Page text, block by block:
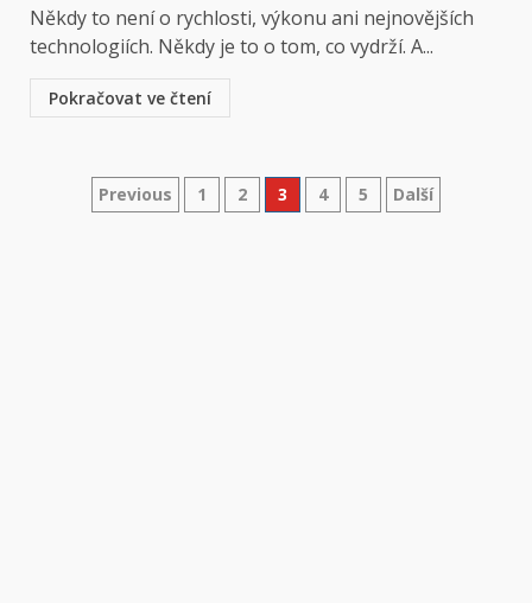
Někdy to není o rychlosti, výkonu ani nejnovějších
technologiích. Někdy je to o tom, co vydrží. A...
Pokračovat ve čtení
Previous 1 2 3 4 5 Další